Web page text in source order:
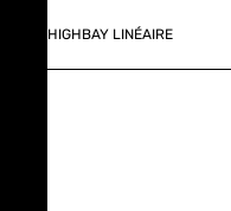
HIGHBAY LINÉAIRE